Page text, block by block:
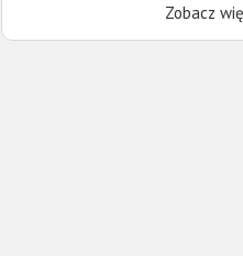
Zobacz